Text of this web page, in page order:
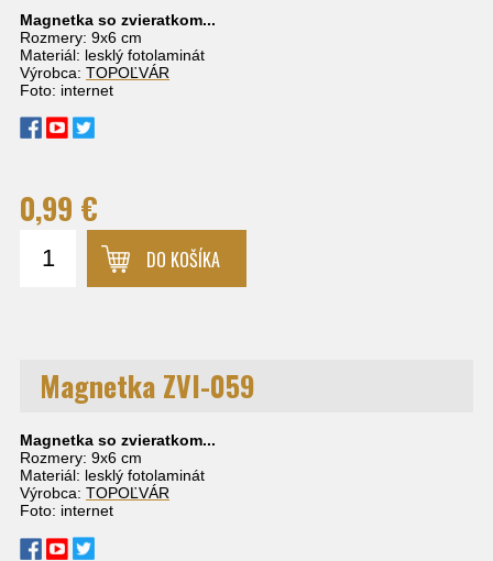
Magnetka so zvieratkom...
Rozmery: 9x6 cm
Materiál: lesklý fotolaminát
Výrobca: TOPOĽVÁR
Foto: internet
0,99 €
DO KOŠÍKA
Magnetka ZVI-059
Magnetka so zvieratkom...
Rozmery: 9x6 cm
Materiál: lesklý fotolaminát
Výrobca: TOPOĽVÁR
Foto: internet